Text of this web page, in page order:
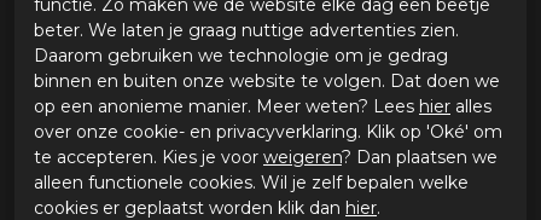
Dubbele roll-top sluiting
Uitneembare waterdichte witte voering
Versterkte geïntegreerde riembevestigingen
Gespen met goede grip
Compressie riemen
Aircraft grade hooks
Inclusief 4x subframe loops
Universele pasvorm voor elk type motor
functie. Zo maken we de website elke dag een beetje
beter. We laten je graag nuttige advertenties zien.
Daarom gebruiken we technologie om je gedrag
binnen en buiten onze website te volgen. Dat doen we
op een anonieme manier. Meer weten? Lees hier alles
over onze cookie- en privacyverklaring. Klik op 'Oké' om
te accepteren. Kies je voor weigeren? Dan plaatsen we
alleen functionele cookies. Wil je zelf bepalen welke
cookies er geplaatst worden klik dan hier.